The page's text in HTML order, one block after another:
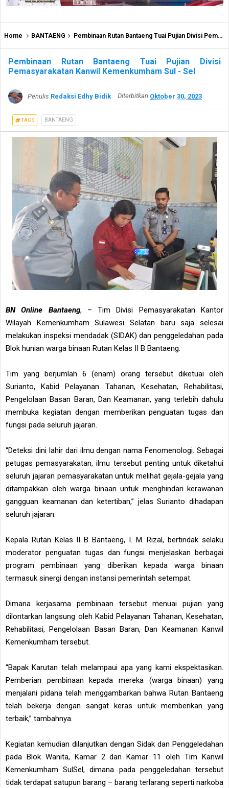
Home BANTAENG Pembinaan Rutan Bantaeng Tuai Pujian Divisi Pemasyarakatan Kanwil Kemenkumham Sul - Sel
Pembinaan Rutan Bantaeng Tuai Pujian Divisi
Pemasyarakatan Kanwil Kemenkumham Sul - Sel
Penulis Redaksi Edhy Bidik Diterbitkan Oktober 30, 2023
TAGS BANTAENG
BN Online Bantaeng, – Tim Divisi Pemasyarakatan Kantor
Wilayah Kemenkumham Sulawesi Selatan baru saja selesai
melakukan inspeksi mendadak (SIDAK) dan penggeledahan pada
Blok hunian warga binaan Rutan Kelas II B Bantaeng.
Tim yang berjumlah 6 (enam) orang tersebut diketuai oleh
Surianto, Kabid Pelayanan Tahanan, Kesehatan, Rehabilitasi,
Pengelolaan Basan Baran, Dan Keamanan, yang terlebih dahulu
membuka kegiatan dengan memberikan penguatan tugas dan
fungsi pada seluruh jajaran.
“Deteksi dini lahir dari ilmu dengan nama Fenomenologi. Sebagai
petugas pemasyarakatan, ilmu tersebut penting untuk diketahui
seluruh jajaran pemasyarakatan untuk melihat gejala-gejala yang
ditampakkan oleh warga binaan untuk menghindari kerawanan
gangguan keamanan dan ketertiban,” jelas Surianto dihadapan
seluruh jajaran.
Kepala Rutan Kelas II B Bantaeng, I. M. Rizal, bertindak selaku
moderator penguatan tugas dan fungsi menjelaskan berbagai
program pembinaan yang diberikan kepada warga binaan
termasuk sinergi dengan instansi pemerintah setempat.
Dimana kerjasama pembinaan tersebut menuai pujian yang
dilontarkan langsung oleh Kabid Pelayanan Tahanan, Kesehatan,
Rehabilitasi, Pengelolaan Basan Baran, Dan Keamanan Kanwil
Kemenkumham tersebut.
“Bapak Karutan telah melampaui apa yang kami ekspektasikan.
Pemberian pembinaan kepada mereka (warga binaan) yang
menjalani pidana telah menggambarkan bahwa Rutan Bantaeng
telah bekerja dengan sangat keras untuk memberikan yang
terbaik,” tambahnya.
Kegiatan kemudian dilanjutkan dengan Sidak dan Penggeledahan
pada Blok Wanita, Kamar 2 dan Kamar 11 oleh Tim Kanwil
Kemenkumham SulSel, dimana pada penggeledahan tersebut
tidak terdapat satupun barang – barang terlarang seperti narkoba